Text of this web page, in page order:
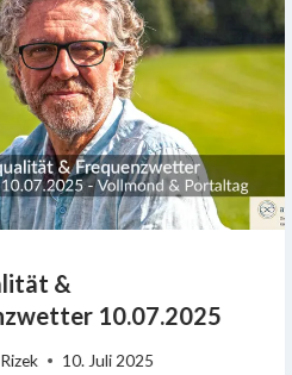
&
10.07.2025
10. Juli 2025